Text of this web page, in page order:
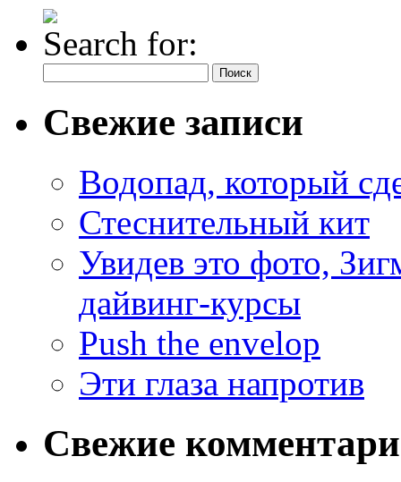
Search for:
Свежие записи
Водопад, который
Стеснительный кит
Увидев это фото,
дайвинг-курсы
Push the envelop
Эти глаза напротив
Свежие